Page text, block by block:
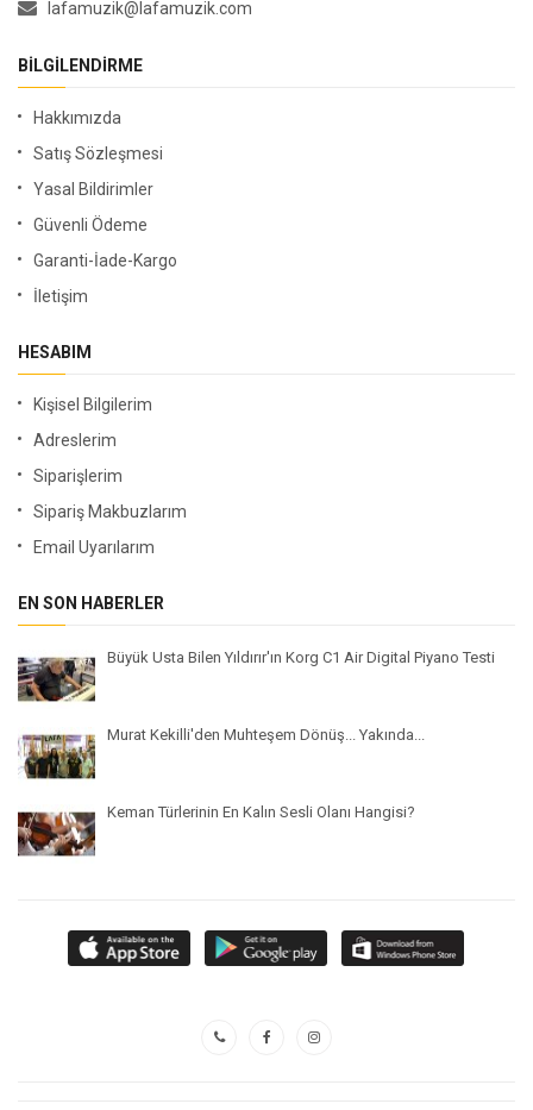
lafamuzik@lafamuzik.com
BILGILENDIRME
Hakkımızda
Satış Sözleşmesi
Yasal Bildirimler
Güvenli Ödeme
Garanti-İade-Kargo
İletişim
HESABIM
Kişisel Bilgilerim
Adreslerim
Siparişlerim
Sipariş Makbuzlarım
Email Uyarılarım
EN SON HABERLER
Büyük Usta Bilen Yıldırır'ın Korg C1 Air Digital Piyano Testi
Murat Kekilli'den Muhteşem Dönüş... Yakında...
Keman Türlerinin En Kalın Sesli Olanı Hangisi?